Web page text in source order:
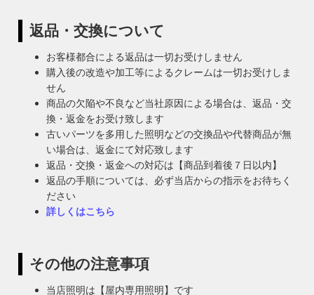
返品・交換について
お客様都合による返品は一切お受けしません
購入後の改造や加工等によるクレームは一切お受けしま
せん
商品の欠陥や不良など当社原因による場合は、返品・交
換・返金をお受け致します
古いパーツを多用した照明などの交換品や代替商品が無
い場合は、返金にて対応致します
返品・交換・返金への対応は【商品到着後７日以内】
返品の手順については、必ず当店からの指示をお待ちく
ださい
詳しくはこちら
その他の注意事項
当店照明は【屋内専用照明】です